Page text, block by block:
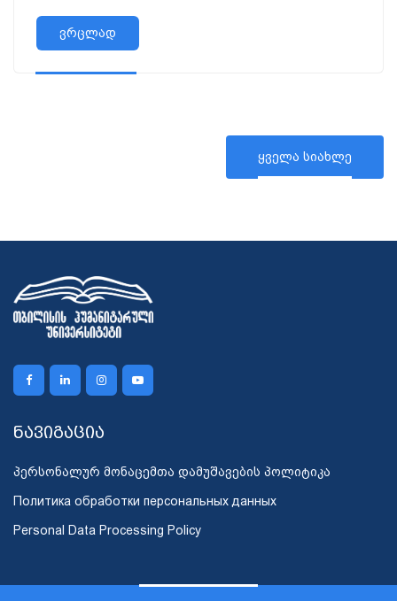
ბიბლიოთეკების ინტეგრირებული საინფორმაციო
ქსელის კონსორციუმი 2017&...
ვრცლად
ყველა სიახლე
ნავიგაცია
პერსონალურ მონაცემთა დამუშავების პოლიტიკა
Политика обработки персональных данных
Personal Data Processing Policy